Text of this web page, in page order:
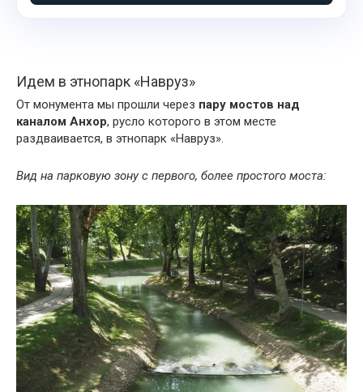
Идем в этнопарк «Навруз»
От монумента мы прошли через пару мостов над
каналом Анхор, русло которого в этом месте
раздваивается, в этнопарк «Навруз».
Вид на парковую зону с первого, более простого моста: